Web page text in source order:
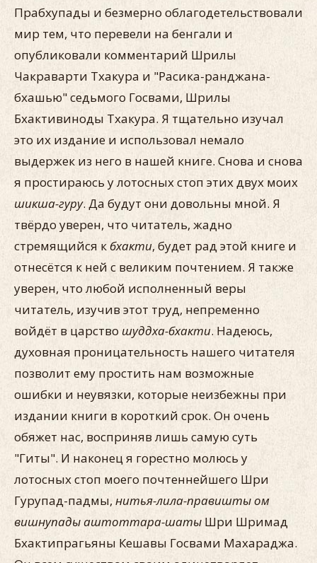
Прабхупады и безмерно облагодетельствовали
мир тем, что перевели на бенгали и
опубликовали комментарий Шрилы
Чакраварти Тхакура и "Расика-ранджана-
бхашью" седьмого Госвами, Шрилы
Бхактивиноды Тхакура. Я тщательно изучал
это их издание и использовал немало
выдержек из него в нашей книге. Снова и снова
я простираюсь у лотосных стоп этих двух моих
шикша-гуру. Да будут они довольны мной. Я
твёрдо уверен, что читатель, жадно
стремящийся кбхакти, будет рад этой книге и
отнесётся к ней с великим почтением. Я также
уверен, что любой исполненный веры
читатель, изучив этот труд, непременно
войдёт в царство шуддха-бхакти. Надеюсь,
духовная проницательность нашего читателя
позволит ему простить нам возможные
ошибки и неувязки, которые неизбежны при
издании книги в короткий срок. Он очень
обяжет нас, восприняв лишь самую суть
"Гиты". И наконец я горестно молюсь у
лотосных стоп моего почтеннейшего Шри
Гурупад-падмы, нитья-лила-правишты ом
вишнупады аштоттара-шаты Шри Шримад
Бхактипрагьяны Кешавы Госвами Махараджа.